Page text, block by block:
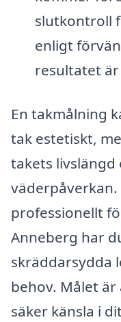
slutkontroll
enligt
resultatet
En takmålning
tak estetiskt,
takets livslängd
professionellt
Anneberg har
skräddarsydda
behov. Målet
säker känsla i